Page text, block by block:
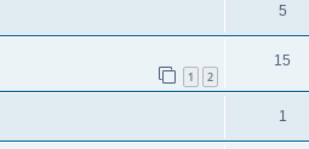
5
1 2
15
1